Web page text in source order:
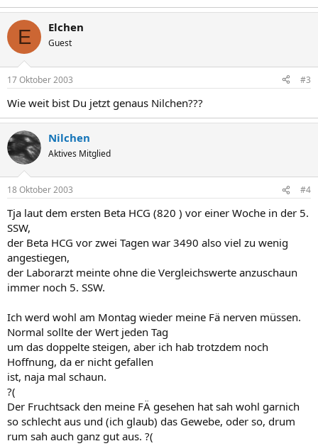
E Elchen
Guest
17 Oktober 2003 #3
Wie weit bist Du jetzt genaus Nilchen???
Nilchen
Aktives Mitglied
18 Oktober 2003 #4
Tja laut dem ersten Beta HCG (820 ) vor einer Woche in der 5.
SSW,
der Beta HCG vor zwei Tagen war 3490 also viel zu wenig
angestiegen,
der Laborarzt meinte ohne die Vergleichswerte anzuschaun
immer noch 5. SSW.
Ich werd wohl am Montag wieder meine Fä nerven müssen.
Normal sollte der Wert jeden Tag
um das doppelte steigen, aber ich hab trotzdem noch
Hoffnung, da er nicht gefallen
ist, naja mal schaun.
?(
Der Fruchtsack den meine FÄ gesehen hat sah wohl garnich
so schlecht aus und (ich glaub) das Gewebe, oder so, drum
rum sah auch ganz gut aus. ?(